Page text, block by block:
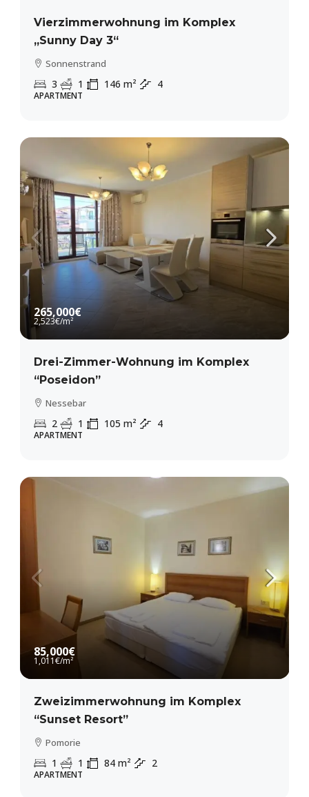
Vierzimmerwohnung im Komplex
„Sunny Day 3“
Sonnenstrand
3 1 146 m² 4
APARTMENT
265,000€
2,523€/m²
Drei-Zimmer-Wohnung im Komplex
“Poseidon”
Nessebar
2 1 105 m² 4
APARTMENT
85,000€
1,011€/m²
Zweizimmerwohnung im Komplex
“Sunset Resort”
Pomorie
1 1 84 m² 2
APARTMENT